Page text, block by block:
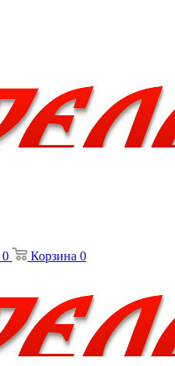
0 Корзина 0